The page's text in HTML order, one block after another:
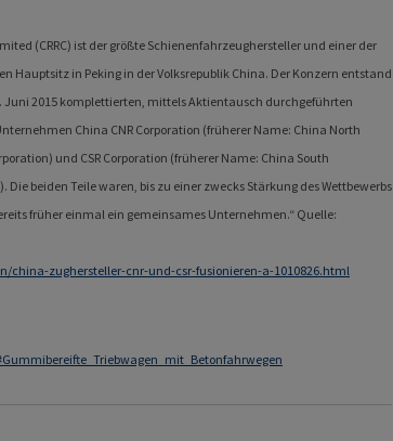
(CRRC) ist der größte Schienenfahrzeughersteller und einer der
Hauptsitz in Peking in der Volksrepublik China. Der Konzern entstand
Juni 2015 komplettierten, mittels Aktientausch durchgeführten
China CNR Corporation (früherer Name: China North
und CSR Corporation (früherer Name: China South
Die beiden Teile waren, bis zu einer zwecks Stärkung des Wettbewerbs
früher einmal ein gemeinsames Unternehmen.“ Quelle:
zughersteller-cnr-und-csr-fusionieren-a-1010826.html